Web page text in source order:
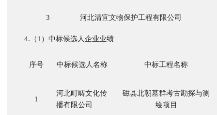
3 河北清宜文物保护工程有限公司
4.（1）中标候选人企业业绩
序号 中标候选人名称 中标工程名称
1
河北町畴文化传
播有限公司
磁县北朝墓群考古勘探与测
绘项目